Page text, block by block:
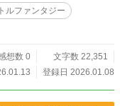
か、それとも──。 ​これ
し、不可能を穿つまでの
ルファンタジー
想数 0
文字数 22,351
登録日 2026.01.08